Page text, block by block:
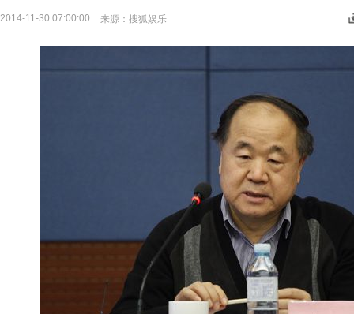
2014-11-30 07:00:00 来源： 搜狐娱乐